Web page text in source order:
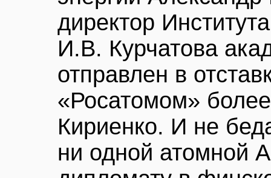
директор
И.В. Курчатова
отправлен в
«Росатомом»
Кириенко. И не
ни одной атомной